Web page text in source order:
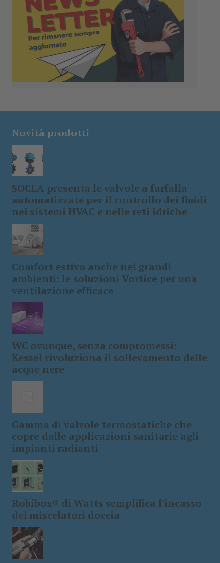
Novità prodotti
SOCLA presenta le valvole a farfalla
automatizzate per il controllo dei fluidi
nei sistemi HVAC e nelle reti idriche
Comfort estivo anche nei grandi
ambienti: le soluzioni Vortice per una
ventilazione efficace
WC ovunque, senza compromessi:
Kessel rivoluziona il sollevamento delle
acque nere
Gamma di valvole termostatiche che
copre dalle applicazioni sanitarie agli
impianti radianti
Robibox® di Watts semplifica l’incasso
dei miscelatori doccia